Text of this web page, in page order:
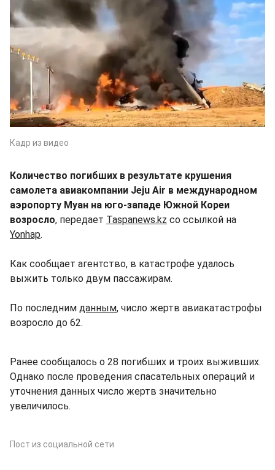
Кадр из видео
Количество погибших в результате крушения
самолета авиакомпании Jeju Air в международном
аэропорту Муан на юго-западе Южной Кореи
возросло, передает Taspanews.kz со ссылкой на
Yonhap.
Как сообщает агентство, в катастрофе удалось
выжить только двум пассажирам.
По последним данным, число жертв авиакатастрофы
возросло до 62.
Ранее сообщалось о 28 погибших и троих выживших.
Однако после проведения спасательных операций и
уточнения данных число жертв значительно
увеличилось.
Пост из социальной сети